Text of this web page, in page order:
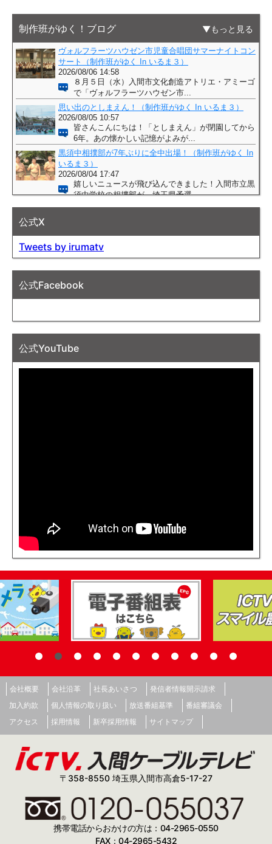
制作班がゆく！ブログ もっと見る
公式X
Tweets by irumatv
公式Facebook
公式YouTube
会社概要 会社沿革 社長あいさつ
発信者情報開示請求
加入約款
個人情報の取り扱い 放送番組基準
番組審議会
アクセス
採用情報 新卒採用情報 サイトマップ
〒358-8550 埼玉県入間市高倉5-17-27
携帯電話からおかけの方は：04-2965-0550
FAX：04-2965-5432